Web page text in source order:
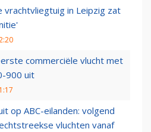
vrachtvliegtuig in Leipzig zat
commerciële vlucht met
900 uit
op ABC-eilanden: volgend
vluchten vanaf